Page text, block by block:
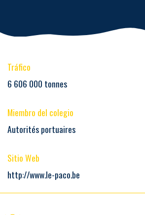
Tráfico
6 606 000 tonnes
Miembro del colegio
Autorités portuaires
Sitio Web
http://www.le-paco.be